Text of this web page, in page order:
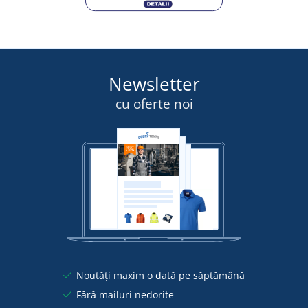
Newsletter
cu oferte noi
Noutăți maxim o dată pe săptămână
Fără mailuri nedorite